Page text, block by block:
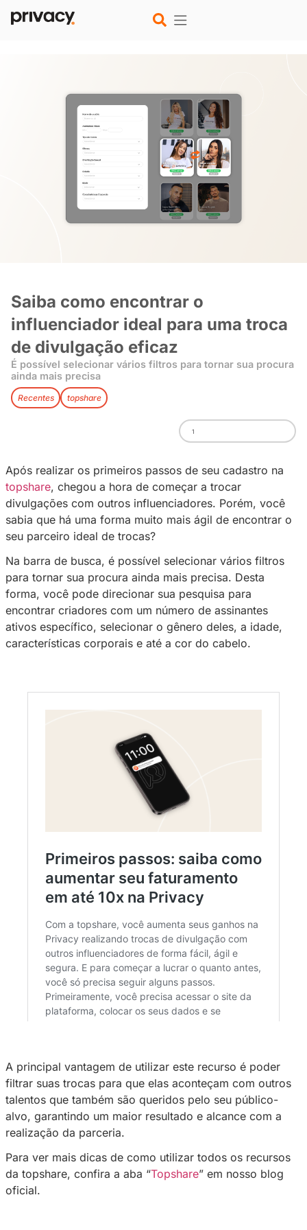
Saiba como encontrar o
influenciador ideal para
de divulgação eficaz
ainda mais precisa
Recentes topshare
Após realizar os primeiros passos de seu
topshare, chegou a hora de começar a trocar
divulgações com outros influenciadores.
sabia que há uma forma muito mais ágil de
forma, você pode direcionar sua pesquisa
encontrar criadores com um número de
ativos específico, selecionar o gênero deles,
características corporais e até a cor do